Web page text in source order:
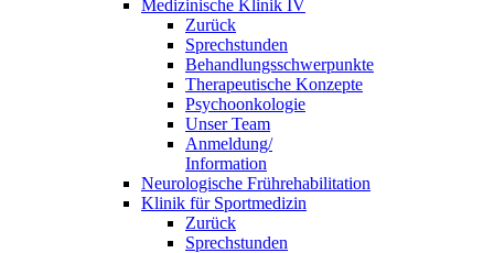
Medizinische Klinik IV
Zurück
Sprechstunden
Behandlungsschwerpunkte
Therapeutische Konzepte
Psychoonkologie
Unser Team
Anmeldung/
Information
Neurologische Frührehabilitation
Klinik für Sportmedizin
Zurück
Sprechstunden